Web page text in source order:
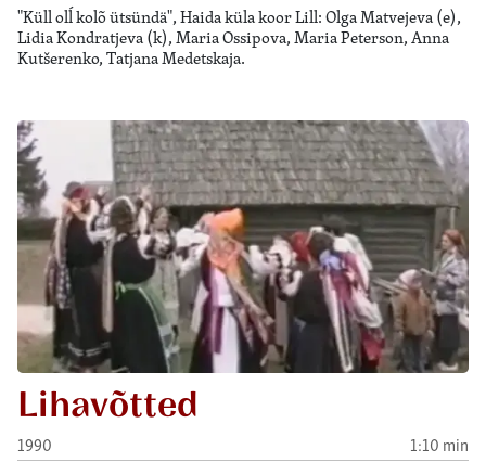
"Küll olĺ kolõ ütsündä", Haida küla koor Lill: Olga Matvejeva (e),
Lidia Kondratjeva (k), Maria Ossipova, Maria Peterson, Anna
Kutšerenko, Tatjana Medetskaja.
Lihavõtted
1990 1:10 min